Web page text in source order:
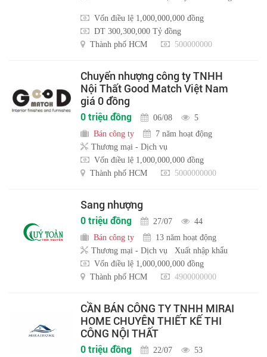
Vốn điều lệ 1,000,000,000 đồng
DT 300,300,000 Tỷ đồng
Thành phố HCM
500000000
Chuyển nhượng công ty TNHH
Nội Thất Good Match Việt Nam
giá 0 đồng
0 triệu đồng 06/08
5
Bán công ty
7 năm hoạt động
Thương mại - Dịch vụ
Vốn điều lệ 1,000,000,000 đồng
Thành phố HCM
5000000000
Sang nhượng
0 triệu đồng 27/07
44
Bán công ty
13 năm hoạt động
Thương mại - Dịch vụ
Xuất nhập khẩu
Vốn điều lệ 1,000,000,000 đồng
Thành phố HCM
4900000000
CẦN BÁN CÔNG TY TNHH MIRAI
HOME CHUYÊN THIẾT KẾ THI
CÔNG NỘI THẤT
0 triệu đồng 22/07 53